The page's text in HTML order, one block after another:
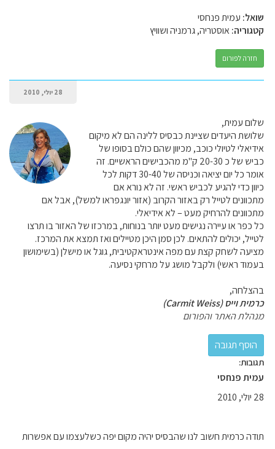
שואל: עמית פנחסי
קטגוריה:אוסטריה, גרמניה ושוויץ
חזרה לפורום
28 יולי, 2010
שלום עמית,
שלושת היעדים שציינת כבסיס ללינה הם לא מיקום
אידיאלי לטיולי כוכב, מכיוון שהם כולם בסופו של
כביש של כ 20-30 ק"מ מהכבישים הראשיים. זה
אומר כל יום יציאה וכניסה של 30-40 דקות לכל
כיוון כדי להגיע לכביש ראשי. זה לא נורא אם
מתכוונים לטייל רק באזור הקרוב (אזור יונגפראו למשל), אבל אם
מתכוונים להרחיק מעט – לא אידיאלי.
כל כפר או עיירה נגישים מעט יותר בנוחות, במרכזו של האזור בו תרצו
לטייל, יכולים להתאים. לכן סמן היכן מטיילים ואז תמצא את המרכז.
מציעה לשחק קצת עם מפה אינטראקטיבית, גוגל או מישלן (בשימושון
בעמוד ראשי) ולקבל מושג על מרחקי נסיעה.
בהצלחה,
כרמית וייס (Carmit Weiss)
מנהלת האתר והפורום
תגובות:
עמית פנחסי
28 יולי, 2010
תודה כרמית חשוב לנו שהבסיס יהיה מקום יפה כשלעצמו עם אפשרות